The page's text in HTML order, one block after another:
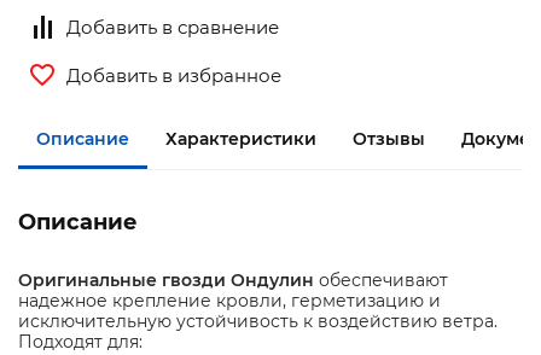
Добавить в сравнение
Добавить в избранное
Описание Характеристики Отзывы
Описание
Оригинальные гвозди Ондулин обеспечивают
надежное крепление кровли, герметизацию и
исключительную устойчивость к воздействию ветра.
Подходят для: